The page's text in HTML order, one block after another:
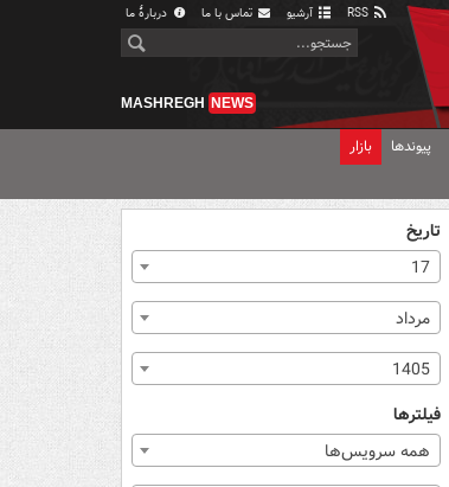
آرشیو تماس با ما دربارهٔ ما
MASHREGH NEWS
پیوندها بازار
تاریخ
17
مرداد
1405
فیلترها
همه سرویس‌ها